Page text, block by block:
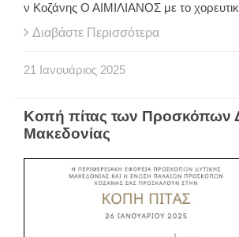
ν Κοζάνης Ο ΑΙΜΙΛΙΑΝΟΣ με το
Διαβάστε Περισσότερα
21 Ιανουάριος 2025
Κοπή πίτας των Προσκόπων
Μακεδονίας